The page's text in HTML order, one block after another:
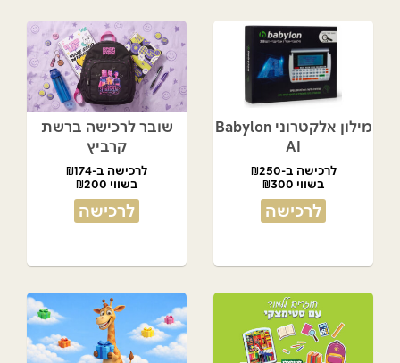
מילון אלקטרוני Babylon
AI
לרכישה ב-₪250
בשווי ₪300
לרכישה
שובר לרכישה ברשת
קרביץ
לרכישה ב-₪174
בשווי ₪200
לרכישה